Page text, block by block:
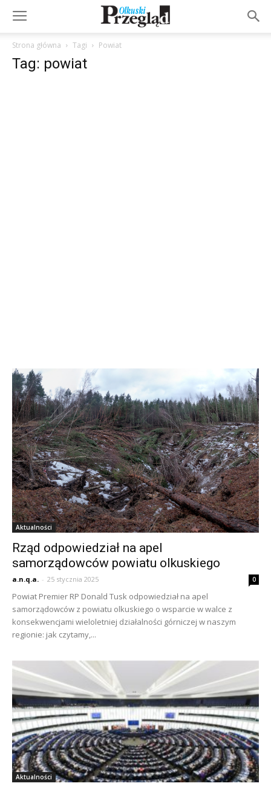
Strona główna Tagi Powiat
Tag: powiat
Aktualności
Rząd odpowiedział na apel
samorządowców powiatu olkuskiego
a.n.q.a. - 25 stycznia 2025 0
Powiat Premier RP Donald Tusk odpowiedział na apel
samorządowców z powiatu olkuskiego o wsparcie w walce z
konsekwencjami wieloletniej działalności górniczej w naszym
regionie: jak czytamy,...
Aktualności